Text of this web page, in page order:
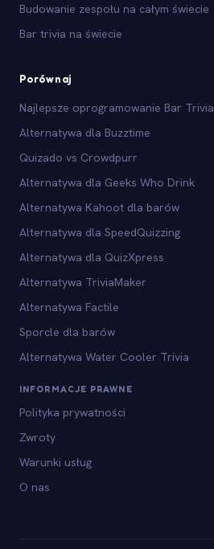
Budowanie zespołu na całym świecie
Bar trivia na świecie
Porównaj
Najlepsze oprogramowanie Bar Trivia
Alternatywa dla Buzztime
Quizado vs Crowdpurr
Alternatywa dla Geeks Who Drink
Alternatywa Kahoot dla barów
Alternatywa dla SpeedQuizzing
Alternatywa dla QuizXpress
Alternatywa TriviaMaker
Alternatywa Factile
Sporcle dla barów
Alternatywa Water Cooler Trivia
INFORMACJE PRAWNE
Polityka prywatności
Zwroty
Warunki usług
O nas